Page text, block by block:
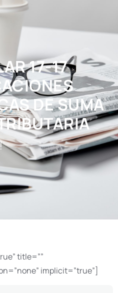
17-17
DE SUMA
title=””
implicit=”true”]